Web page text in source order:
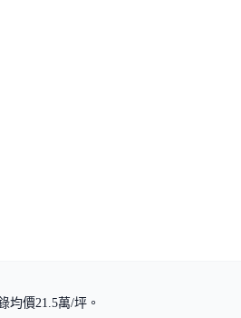
均價21.5萬/坪。